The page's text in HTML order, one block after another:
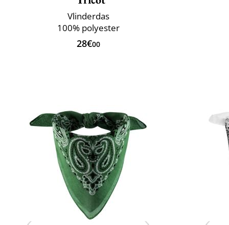
Vlinderdas
100% polyester
28€00